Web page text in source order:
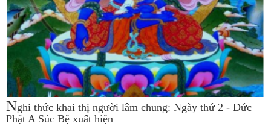
Nghi thức khai thị người lâm chung: Ngày thứ 2 - Đức
Phật A Súc Bệ xuất hiện